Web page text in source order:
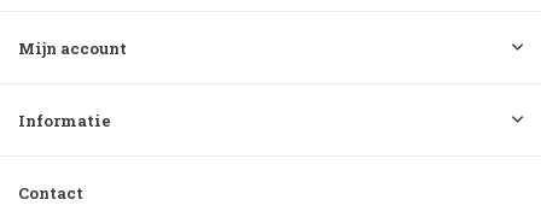
Mijn account
Informatie
Contact